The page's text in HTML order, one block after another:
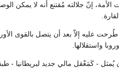
إنّ جلالته مُقتنع أنه لا يمكن
عليه إلاّ بعد أن يتصل بالقوى
واستقلالها.
وزراء إنگلترا في الفترة من (مايو 1804 إلى يناير 1806) وكان يُمثل -